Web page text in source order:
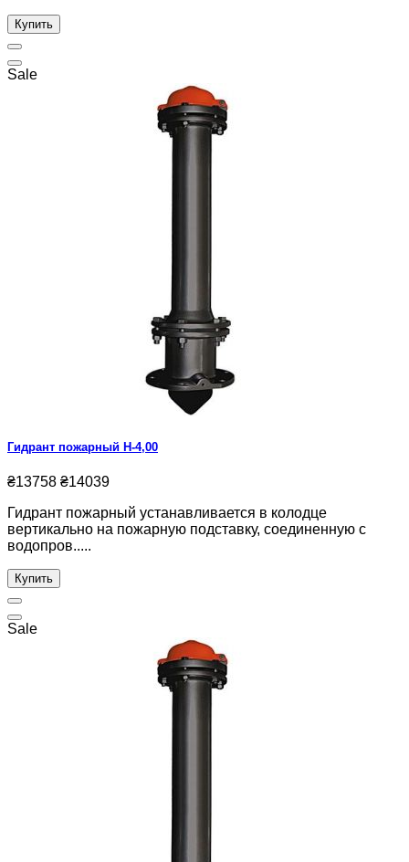
Купить
Sale
Гидрант пожарный Н-4,00
₴13758 ₴14039
Гидрант пожарный устанавливается в колодце
вертикально на пожарную подставку, соединенную с
водопров.....
Купить
Sale